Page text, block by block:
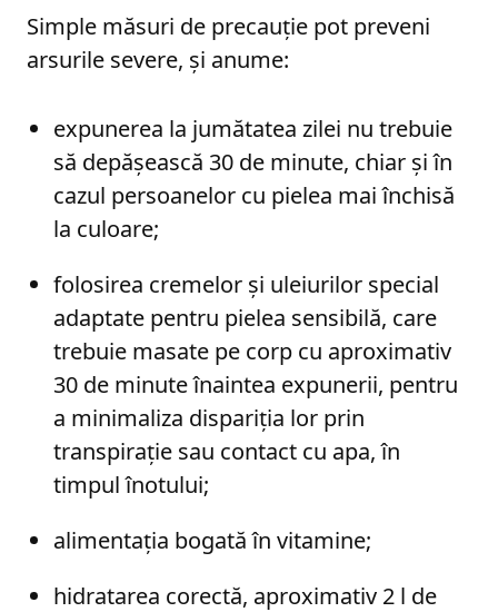
Simple măsuri de precauție pot preveni
arsurile severe, și anume:
expunerea la jumătatea zilei nu trebuie
să depășească 30 de minute, chiar și în
cazul persoanelor cu pielea mai închisă
la culoare;
folosirea cremelor și uleiurilor special
adaptate pentru pielea sensibilă, care
trebuie masate pe corp cu aproximativ
30 de minute înaintea expunerii, pentru
a minimaliza dispariția lor prin
transpirație sau contact cu apa, în
timpul înotului;
alimentația bogată în vitamine;
hidratarea corectă, aproximativ 2 l de